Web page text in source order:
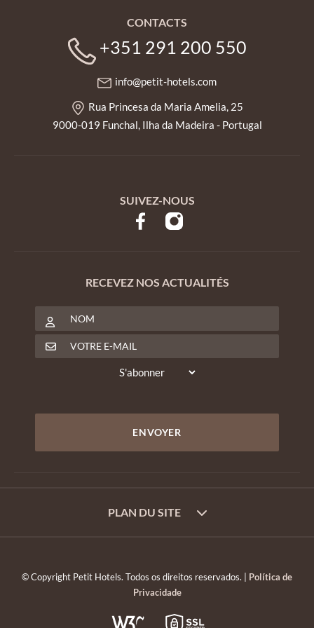
CONTACTS
+351 291 200 550
info@petit-hotels.com
Rua Princesa da Maria Amelia, 25
9000-019 Funchal, Ilha da Madeira - Portugal
SUIVEZ-NOUS
RECEVEZ NOS ACTUALITÉS
PLAN DU SITE
© Copyright Petit Hotels. Todos os direitos reservados. | Política de
Privacidade